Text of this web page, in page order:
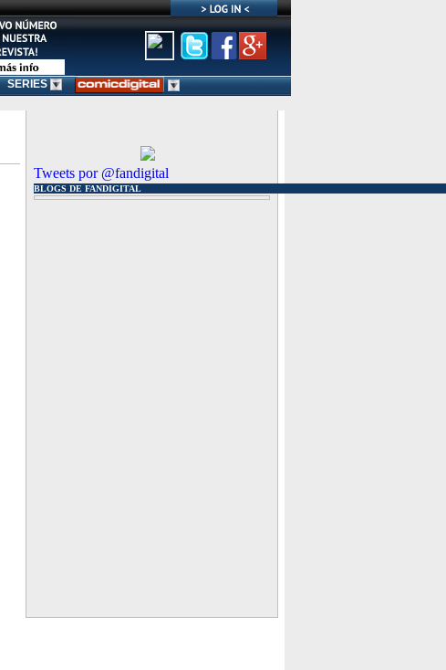
SERIES
Tweets por @fandigital
BLOGS DE FANDIGITAL